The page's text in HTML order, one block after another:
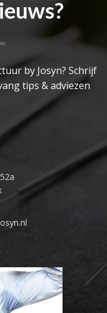
by Josyn? Schrijf
tips & adviezen